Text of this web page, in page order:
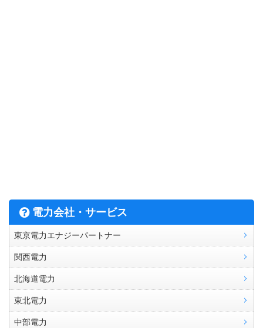
電力会社・サービス
東京電力エナジーパートナー
関西電力
北海道電力
東北電力
中部電力